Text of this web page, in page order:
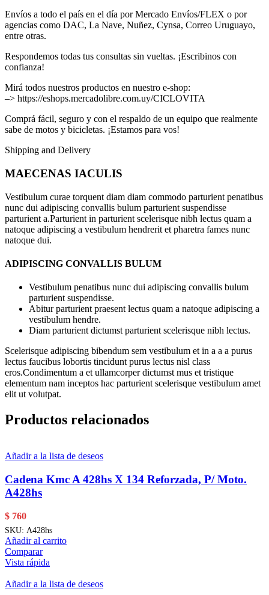
Envíos a todo el país en el día por Mercado Envíos/FLEX o por
agencias como DAC, La Nave, Nuñez, Cynsa, Correo Uruguayo,
entre otras.
Respondemos todas tus consultas sin vueltas. ¡Escribinos con
confianza!
Mirá todos nuestros productos en nuestro e-shop:
–> https://eshops.mercadolibre.com.uy/CICLOVITA
Comprá fácil, seguro y con el respaldo de un equipo que realmente
sabe de motos y bicicletas. ¡Estamos para vos!
Shipping and Delivery
MAECENAS IACULIS
Vestibulum curae torquent diam diam commodo parturient penatibus
nunc dui adipiscing convallis bulum parturient suspendisse
parturient a.Parturient in parturient scelerisque nibh lectus quam a
natoque adipiscing a vestibulum hendrerit et pharetra fames nunc
natoque dui.
ADIPISCING CONVALLIS BULUM
Vestibulum penatibus nunc dui adipiscing convallis bulum
parturient suspendisse.
Abitur parturient praesent lectus quam a natoque adipiscing a
vestibulum hendre.
Diam parturient dictumst parturient scelerisque nibh lectus.
Scelerisque adipiscing bibendum sem vestibulum et in a a a purus
lectus faucibus lobortis tincidunt purus lectus nisl class
eros.Condimentum a et ullamcorper dictumst mus et tristique
elementum nam inceptos hac parturient scelerisque vestibulum amet
elit ut volutpat.
Productos relacionados
Añadir a la lista de deseos
Cadena Kmc A 428hs X 134 Reforzada, P/ Moto.
A428hs
$ 760
SKU: A428hs
Añadir al carrito
Comparar
Vista rápida
Añadir a la lista de deseos